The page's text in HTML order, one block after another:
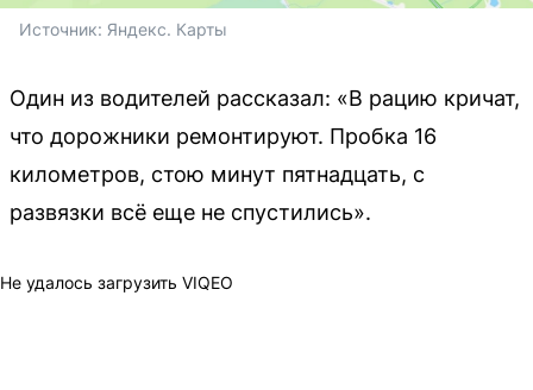
Источник: Яндекс. Карты
Один из водителей рассказал: «В рацию кричат,
что дорожники ремонтируют. Пробка 16
километров, стою минут пятнадцать, с
развязки всё еще не спустились».
Не удалось загрузить VIQEO